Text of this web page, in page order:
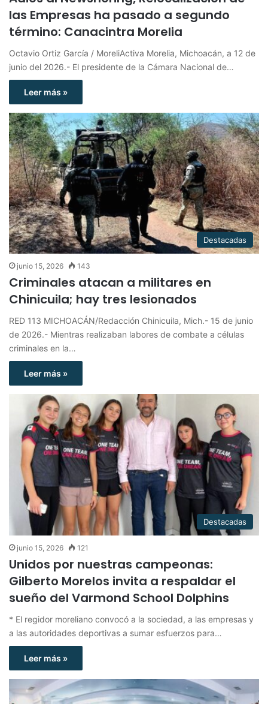
las Empresas ha pasado a segundo
término: Canacintra Morelia
Octavio Ortiz García / MoreliActiva Morelia, Michoacán, a 12 de
junio del 2026.- El presidente de la Cámara Nacional de…
Leer más »
Destacadas
junio 15, 2026 143
Criminales atacan a militares en
Chinicuila; hay tres lesionados
RED 113 MICHOACÁN/Redacción Chinicuila, Mich.- 15 de junio
de 2026.- Mientras realizaban labores de combate a células
criminales en la…
Leer más »
Destacadas
junio 15, 2026 121
Unidos por nuestras campeonas:
Gilberto Morelos invita a respaldar el
sueño del Varmond School Dolphins
* El regidor moreliano convocó a la sociedad, a las empresas y
a las autoridades deportivas a sumar esfuerzos para…
Leer más »